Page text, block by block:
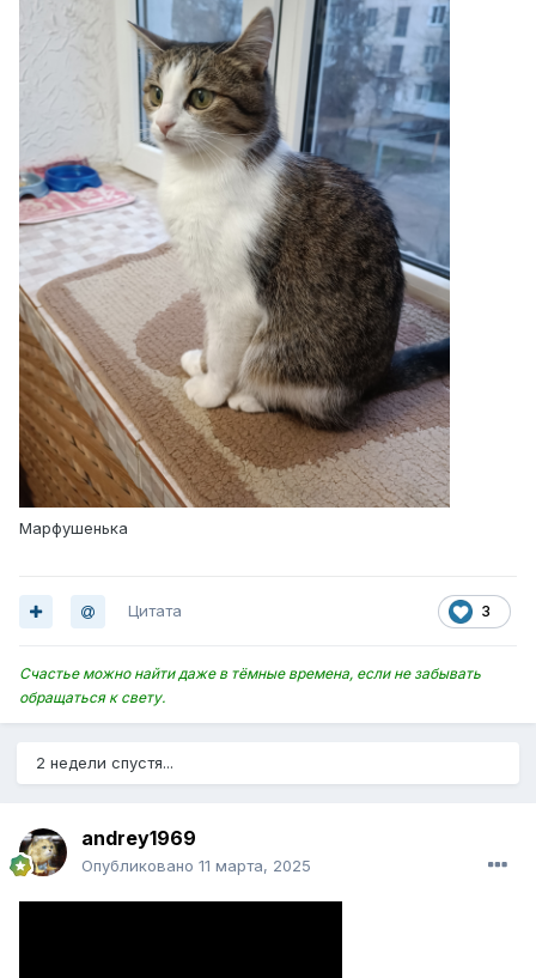
Марфушенька
3
Цитата
Счастье можно найти даже в тёмные времена, если не забывать
обращаться к свету.
2 недели спустя...
andrey1969
Опубликовано 11 марта, 2025